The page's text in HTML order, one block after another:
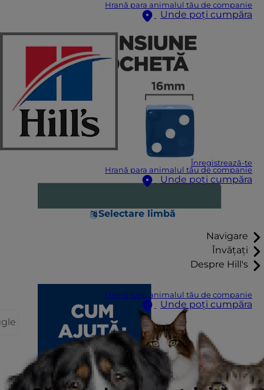
Hrană para animalul tău de companie
Unde poți cumpăra
Înregistrează-te
Hrană para animalul tău de companie
Unde poți cumpăra
Selectare limbă
Navigare
Învățați
Despre Hill's
Hrană para animalul tău de companie
Unde poți cumpăra